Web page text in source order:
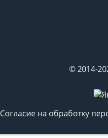
© 2014-
Согласие на обработку